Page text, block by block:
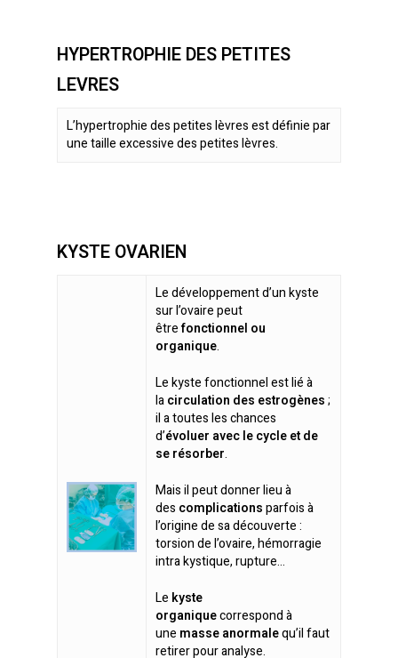
HYPERTROPHIE DES PETITES
LEVRES
L’hypertrophie des petites lèvres est définie par
une taille excessive des petites lèvres.
KYSTE OVARIEN
Le développement d’un kyste
sur l’ovaire peut
êtrefonctionnel ou
organique.
Le kyste fonctionnel est lié à
lacirculation des estrogènes;
il a toutes les chances
d’évoluer avec le cycle et de
se résorber.
Mais il peut donner lieu à
des complicationsparfois à
l’origine de sa découverte :
torsion de l’ovaire, hémorragie
intra kystique, rupture…
Le kyste
organiquecorrespond à
une masse anormalequ’il faut
retirer pour analyse.